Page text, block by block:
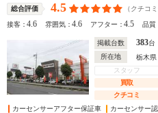
総合評価 4.5 （クチコ
接客：4.6 雰囲気：4.6 アフター：4.5 品質
掲載台数 383台
所在地
栃木県
スタッフ
買取
クチコミ
カーセンサーアフター保証車
カーセンサー